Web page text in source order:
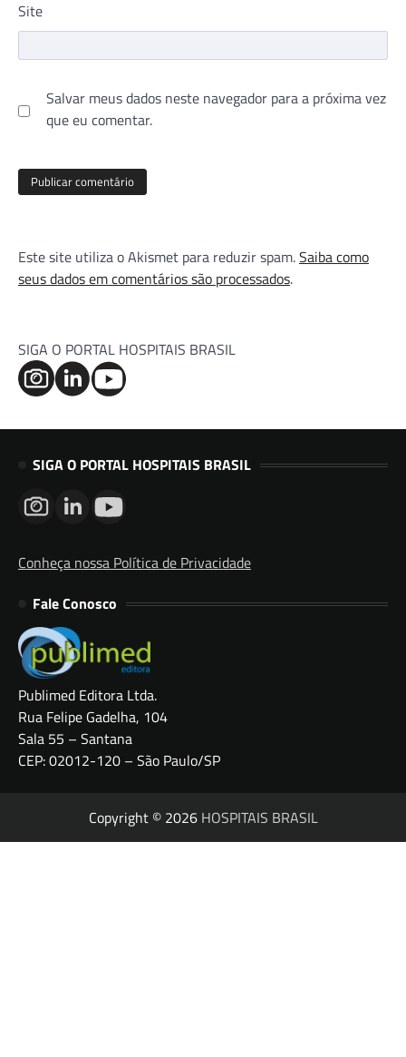
Site
Salvar meus dados neste navegador para a próxima vez
que eu comentar.
Este site utiliza o Akismet para reduzir spam.Saiba como
seus dados em comentários são processados.
SIGA O PORTAL HOSPITAIS BRASIL
SIGA O PORTAL HOSPITAIS BRASIL
Conheça nossa Política de Privacidade
Fale Conosco
Publimed Editora Ltda.
Rua Felipe Gadelha, 104
Sala 55 – Santana
CEP: 02012-120 – São Paulo/SP
Copyright © 2026 HOSPITAIS BRASIL